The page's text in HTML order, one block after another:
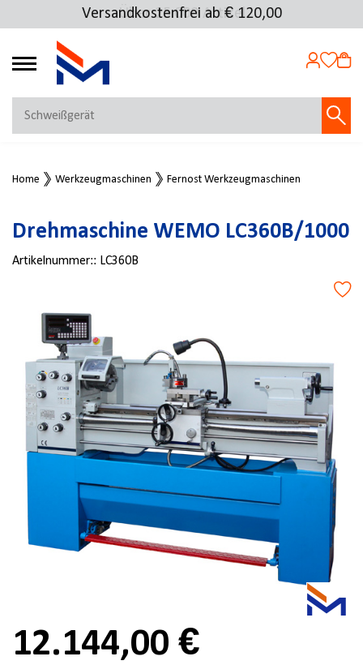
Über 25.000 Artikel
Versandkostenfrei ab € 120,00
4.72
MEIN KONTO
Jetzt anmelden
NEU BEI FMOSER?
Jetzt registrieren
Home Werkzeugmaschinen Fernost Werkzeugmaschinen
Drehmaschine WEMO LC360B/1000
Artikelnummer:: LC360B
12.144,00 €